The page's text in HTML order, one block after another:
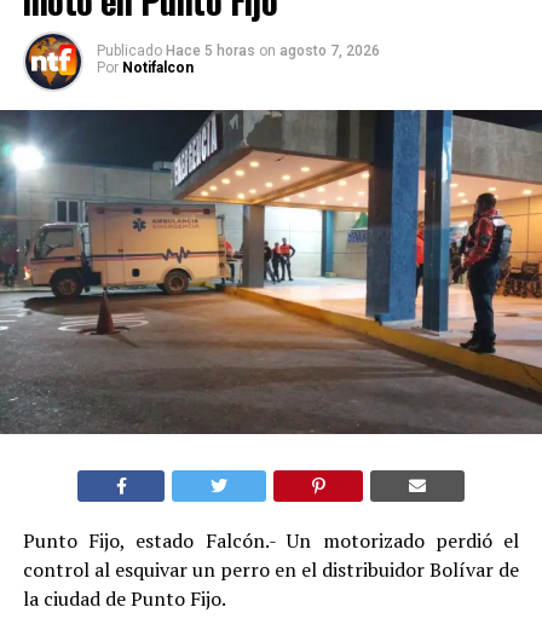
Publicado Hace 5 horas on agosto 7, 2026
Por Notifalcon
Punto Fijo, estado Falcón.- Un motorizado perdió el
control al esquivar un perro en el distribuidor Bolívar de
la ciudad de Punto Fijo.